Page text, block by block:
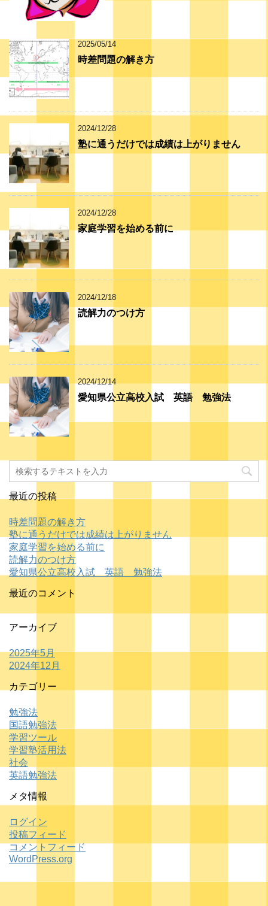
2025/05/14
時差問題の解き方
2024/12/28
塾に通うだけでは成績は上がりません
2024/12/28
家庭学習を始める前に
2024/12/18
読解力のつけ方
2024/12/14
愛知県公立高校入試 英語 勉強法
最近の投稿
時差問題の解き方
塾に通うだけでは成績は上がりません
家庭学習を始める前に
読解力のつけ方
愛知県公立高校入試 英語 勉強法
最近のコメント
アーカイブ
2025年5月
2024年12月
カテゴリー
勉強法
国語勉強法
学習ツール
学習塾活用法
社会
英語勉強法
メタ情報
ログイン
投稿フィード
コメントフィード
WordPress.org